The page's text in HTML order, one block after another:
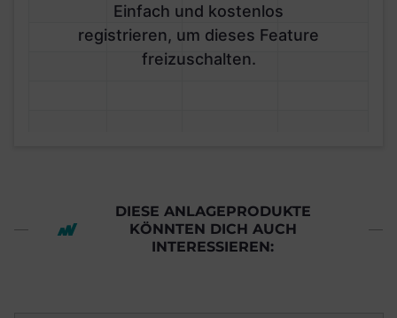
Einfach und kostenlos
registrieren, um dieses Feature
freizuschalten.
DIESE ANLAGEPRODUKTE
KÖNNTEN DICH AUCH
INTERESSIEREN: